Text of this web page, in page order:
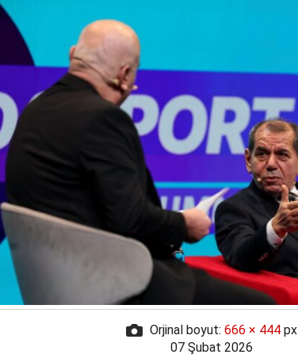
Orjinal boyut: 666 × 444px
07 Şubat 2026